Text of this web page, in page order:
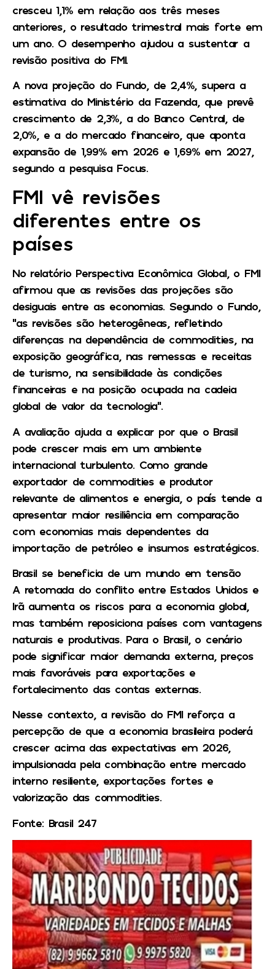
cresceu 1,1% em relação aos três meses
anteriores, o resultado trimestral mais forte em
um ano. O desempenho ajudou a sustentar a
revisão positiva do FMI.
A nova projeção do Fundo, de 2,4%, supera a
estimativa do Ministério da Fazenda, que prevê
crescimento de 2,3%, a do Banco Central, de
2,0%, e a do mercado financeiro, que aponta
expansão de 1,99% em 2026 e 1,69% em 2027,
segundo a pesquisa Focus.
FMI vê revisões
diferentes entre os
países
No relatório Perspectiva Econômica Global, o FMI
afirmou que as revisões das projeções são
desiguais entre as economias. Segundo o Fundo,
“as revisões são heterogêneas, refletindo
diferenças na dependência de commodities, na
exposição geográfica, nas remessas e receitas
de turismo, na sensibilidade às condições
financeiras e na posição ocupada na cadeia
global de valor da tecnologia”.
A avaliação ajuda a explicar por que o Brasil
pode crescer mais em um ambiente
internacional turbulento. Como grande
exportador de commodities e produtor
relevante de alimentos e energia, o país tende a
apresentar maior resiliência em comparação
com economias mais dependentes da
importação de petróleo e insumos estratégicos.
Brasil se beneficia de um mundo em tensão
A retomada do conflito entre Estados Unidos e
Irã aumenta os riscos para a economia global,
mas também reposiciona países com vantagens
naturais e produtivas. Para o Brasil, o cenário
pode significar maior demanda externa, preços
mais favoráveis para exportações e
fortalecimento das contas externas.
Nesse contexto, a revisão do FMI reforça a
percepção de que a economia brasileira poderá
crescer acima das expectativas em 2026,
impulsionada pela combinação entre mercado
interno resiliente, exportações fortes e
valorização das commodities.
Fonte: Brasil 247